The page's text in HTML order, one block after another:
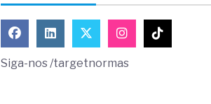
Siga-nos /targetnormas